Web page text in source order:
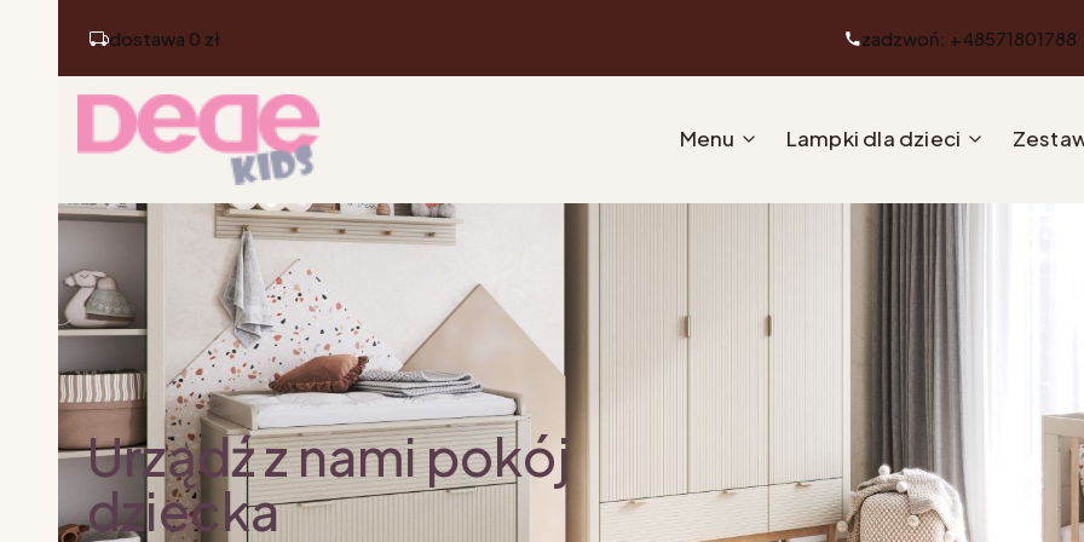
dostawa 0 zł zadzwoń: +48571801788
Menu Lampki dla dzieci
Urządź z nami pokój
dziecka